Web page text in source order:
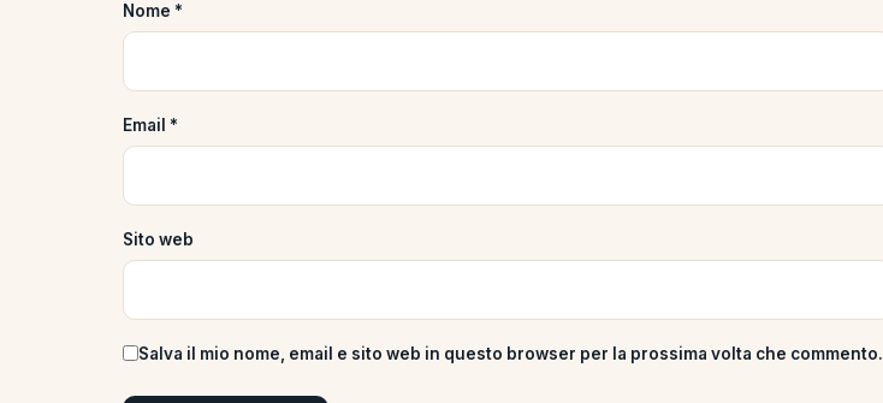
Nome *
Email *
Sito web
Salva il mio nome, email e sito web in questo browser per la prossima volta che commento.